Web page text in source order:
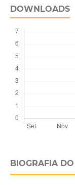
DOWNLOADS
BIOGRAFIA